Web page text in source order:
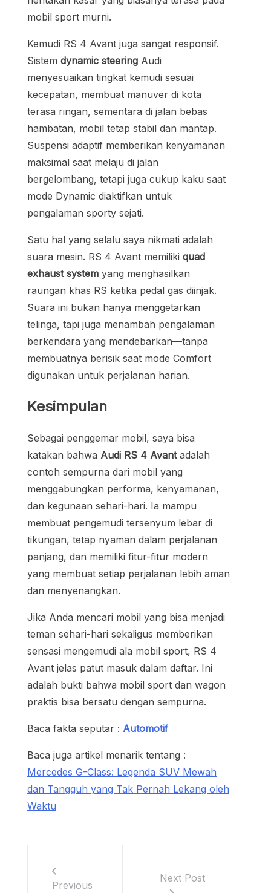
mobil sport murni.
Kemudi RS 4 Avant juga sangat responsif.
Sistem dynamic steering Audi
menyesuaikan tingkat kemudi sesuai
kecepatan, membuat manuver di kota
terasa ringan, sementara di jalan bebas
hambatan, mobil tetap stabil dan mantap.
Suspensi adaptif memberikan kenyamanan
maksimal saat melaju di jalan
bergelombang, tetapi juga cukup kaku saat
mode Dynamic diaktifkan untuk
pengalaman sporty sejati.
Satu hal yang selalu saya nikmati adalah
suara mesin. RS 4 Avant memiliki quad
exhaust system yang menghasilkan
raungan khas RS ketika pedal gas diinjak.
Suara ini bukan hanya menggetarkan
telinga, tapi juga menambah pengalaman
berkendara yang mendebarkan—tanpa
membuatnya berisik saat mode Comfort
digunakan untuk perjalanan harian.
Kesimpulan
Sebagai penggemar mobil, saya bisa
katakan bahwa Audi RS 4 Avantadalah
contoh sempurna dari mobil yang
menggabungkan performa, kenyamanan,
dan kegunaan sehari-hari. Ia mampu
membuat pengemudi tersenyum lebar di
tikungan, tetap nyaman dalam perjalanan
panjang, dan memiliki fitur-fitur modern
yang membuat setiap perjalanan lebih aman
dan menyenangkan.
Jika Anda mencari mobil yang bisa menjadi
teman sehari-hari sekaligus memberikan
sensasi mengemudi ala mobil sport, RS 4
Avant jelas patut masuk dalam daftar. Ini
adalah bukti bahwa mobil sport dan wagon
praktis bisa bersatu dengan sempurna.
Baca fakta seputar : Automotif
Baca juga artikel menarik tentang :
Mercedes G-Class: Legenda SUV Mewah
dan Tangguh yang Tak Pernah Lekang oleh
Waktu
Previous
Next Post